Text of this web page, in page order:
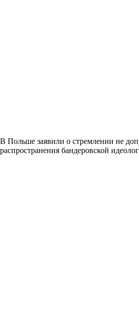
В Польше заявили о стремлении не
распространения бандеровской